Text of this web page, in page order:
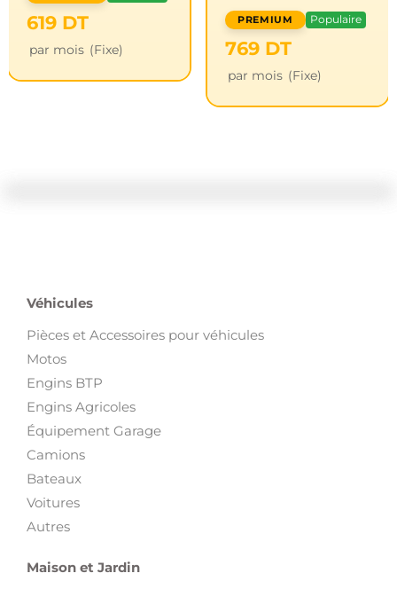
619 DT
par mois (Fixe)
Populaire
769 DT
par mois (Fixe)
Véhicules
Pièces et Accessoires pour véhicules
Motos
Engins BTP
Engins Agricoles
Équipement Garage
Camions
Bateaux
Voitures
Autres
Maison et Jardin